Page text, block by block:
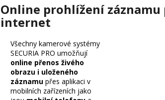
Online prohlížení záznamu
internet
Všechny kamerové systémy
SECURIA PRO umožňují
online přenos živého
obrazu i uloženého
záznamu přes aplikaci v
mobilních zařízeních jako